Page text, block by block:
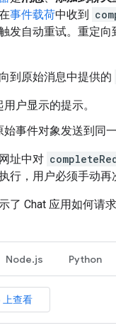
事件载荷中收到
发自动重试。重定向
到原始消息中提供的
户显示的提示。
事件对象发送到同一
址中对
行，用户必须手动再
了 Chat 应用如何请
Node.js Python
查看